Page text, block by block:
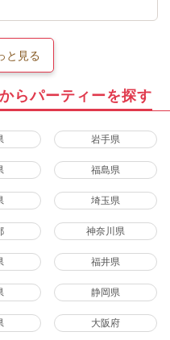
と見る
らパーティーを探す
岩手県
福島県
埼玉県
神奈川県
福井県
静岡県
大阪府